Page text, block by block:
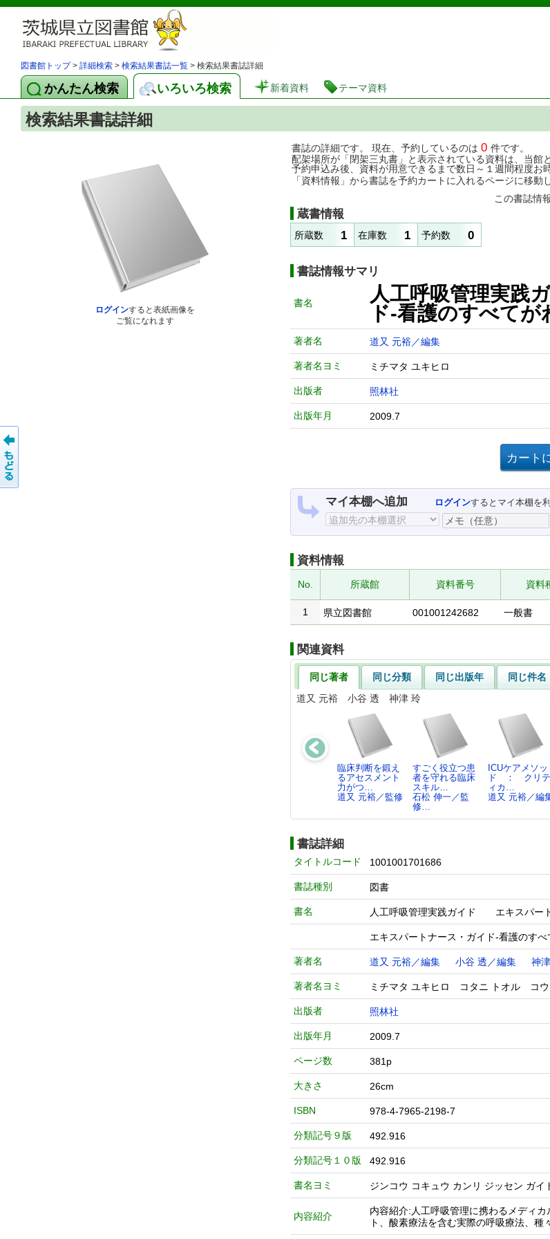
茨城県立図書館 蔵書検索・予約システム
図書館トップ> 詳細検索 > 検索結果書誌一覧 > 検索結果書誌詳細
かんたん検索 いろいろ検索 新着資料 テーマ資料
検索結果書誌詳細
ログインすると表紙画像を
ご覧になれます
書誌の詳細です。 現在、予約しているのは 0 件です。
配架場所が「閉架三丸書」と表示されている資料は、当館
予約申込み後、資料が用意できるまで数日～１週間程度お
「資料情報」から書誌を予約カートに入れるページに移動
この書誌情
蔵書情報
所蔵数 1 在庫数 1 予約数 0
書誌情報サマリ
書名
人工呼吸管理実
ド-看護のすべて
著者名 道又 元裕／編集
著者名ヨミ ミチマタ ユキヒロ
出版者 照林社
出版年月 2009.7
マイ本棚へ追加 ログインするとマイ本棚を
資料情報
No. 所蔵館 資料番号 資料
1
県立図書館 001001242682 一般書
関連資料
同じ著者 同じ分類 同じ出版年
同じ件名
道又 元裕 小谷 透 神津 玲
臨床判断を鍛え
るアセスメント
力がつ…
道又 元裕／監修
すごく役立つ患
者を守れる臨床
スキル…
石松 伸一／監
修…
ICUケアメソッ
ド ： クリテ
ィカ…
道又 元裕／編
書誌詳細
タイトルコード 1001001701686
書誌種別 図書
書名 人工呼吸管理実践ガイド エキスパー
エキスパートナース・ガイド-看護のすべ
著者名 道又 元裕／編集 小谷 透／編集 神
著者名ヨミ ミチマタ ユキヒロ コタニ トオル コウ
出版者 照林社
出版年月 2009.7
ページ数 381p
大きさ 26cm
ISBN 978-4-7965-2198-7
分類記号９版 492.916
分類記号１０版 492.916
書名ヨミ ジンコウ コキュウ カンリ ジッセン ガイ
内容紹介
内容紹介:人工呼吸管理に携わるメディ
ト、酸素療法を含む実際の呼吸療法、